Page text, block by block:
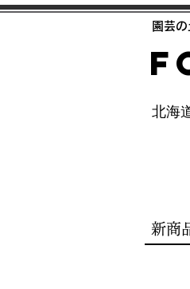
園芸
北海
新商